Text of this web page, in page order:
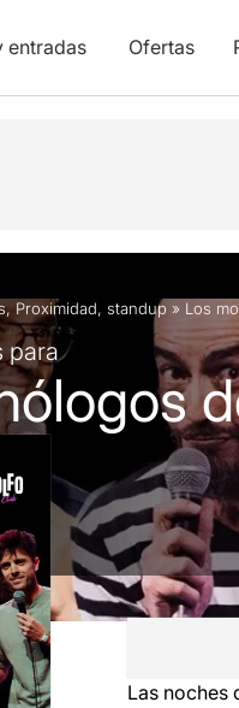
entradas Ofertas
, Proximidad, standup » Los
para
Las noches